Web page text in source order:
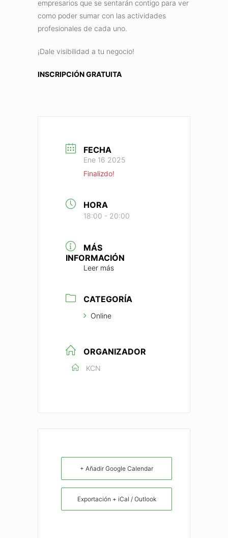
empresarios que se sentarán contigo para ver
como poder sumar con las actividades
profesionales de cada uno.
¡Dale visibilidad a tu negocio!
INSCRIPCIÓN GRATUITA
FECHA
Ene 16 2025
Finalizdo!
HORA
18:00 - 20:00
MÁS
INFORMACIÓN
Leer más
CATEGORÍA
Online
ORGANIZADOR
KCN
+ Añadir Google Calendar
Exportación + iCal / Outlook